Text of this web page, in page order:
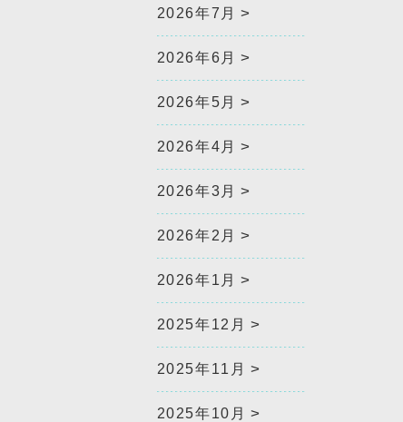
2026年7月
2026年6月
2026年5月
2026年4月
2026年3月
2026年2月
2026年1月
2025年12月
2025年11月
2025年10月